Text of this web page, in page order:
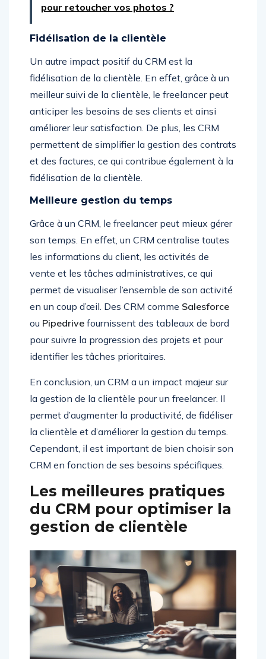
pour retoucher vos photos ?
Fidélisation de la clientèle
Un autre impact positif du CRM est la
fidélisation de la clientèle. En effet, grâce à un
meilleur suivi de la clientèle, le freelancer peut
anticiper les besoins de ses clients et ainsi
améliorer leur satisfaction. De plus, les CRM
permettent de simplifier la gestion des contrats
et des factures, ce qui contribue également à la
fidélisation de la clientèle.
Meilleure gestion du temps
Grâce à un CRM, le freelancer peut mieux gérer
son temps. En effet, un CRM centralise toutes
les informations du client, les activités de
vente et les tâches administratives, ce qui
permet de visualiser l’ensemble de son activité
en un coup d’œil. Des CRM comme Salesforce
ou Pipedrive fournissent des tableaux de bord
pour suivre la progression des projets et pour
identifier les tâches prioritaires.
En conclusion, un CRM a un impact majeur sur
la gestion de la clientèle pour un freelancer. Il
permet d’augmenter la productivité, de fidéliser
la clientèle et d’améliorer la gestion du temps.
Cependant, il est important de bien choisir son
CRM en fonction de ses besoins spécifiques.
Les meilleures pratiques
du CRM pour optimiser la
gestion de clientèle